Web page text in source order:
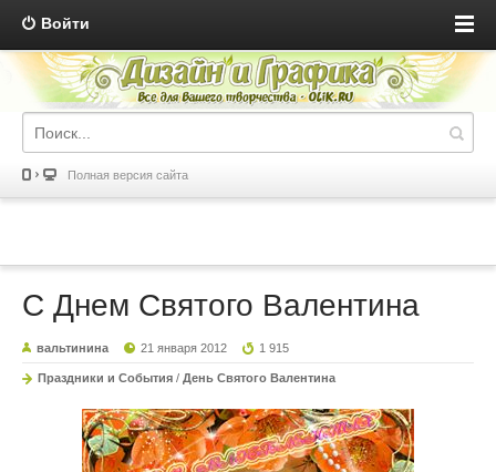
Войти
Полная версия сайта
С Днем Святого Валентина
вальтинина 21 января 2012 1 915
Праздники и События / День Святого Валентина